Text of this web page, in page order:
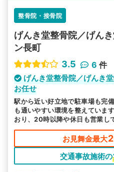
整骨院・接骨院
げんき堂整骨院／げん
ン長町
3.5
6 件
げんき堂整骨院／げんき
お任せ
駅から近い好立地で駐車場も完
も通いやすい環境を整えていま
おり、20時以降や休日も営業し
合に合わせてお越しいただけま
お見舞金最大
交通事故施術の